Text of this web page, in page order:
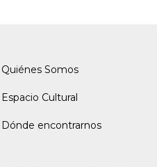
Quiénes Somos
Espacio Cultural
Dónde encontrarnos